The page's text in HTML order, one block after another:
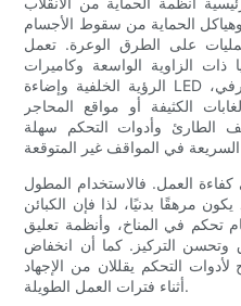
وهياكل الحماية من سقوط الأجسام (FOPS)، والتي تحمي المشغل في
على الطرق الوعرة. تعمل
ذات الزاوية الواسعة وكاميرات
الرؤية الخلفية وإضاءة LED الساطعة، على تحسين الوعي الظرفي،
الكثيفة أو مواقع المحاجر
الطارئ وأدوات التحكم سهلة
العمل. فالاستخدام المطول
مرهقًا بدنيًا، لذا فإن الكبائن
تحكم في المناخ، وأنظمة تعليق
وتحسن التركيز. كما أن انخفاض
التحكم يقللان من الإجهاد
أثناء فترات العمل الطويلة.